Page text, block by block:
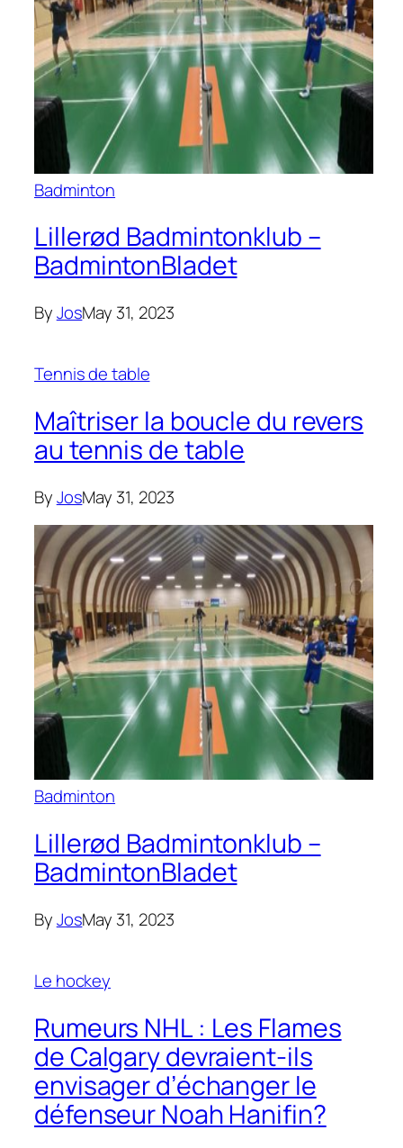
Badminton
Lillerød Badmintonklub –
BadmintonBladet
ByJosMay 31, 2023
Tennis de table
Maîtriser la boucle du revers
au tennis de table
ByJosMay 31, 2023
Badminton
Lillerød Badmintonklub –
BadmintonBladet
ByJosMay 31, 2023
Le hockey
Rumeurs NHL : Les Flames
de Calgary devraient-ils
envisager d’échanger le
défenseur Noah Hanifin?